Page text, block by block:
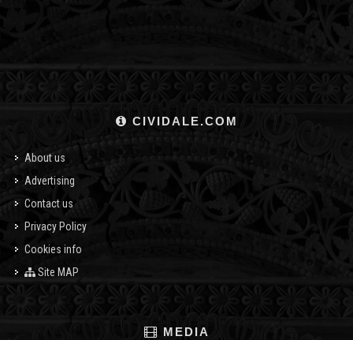
CIVIDALE.COM
About us
Advertising
Contact us
Privacy Policy
Cookies info
Site MAP
MEDIA